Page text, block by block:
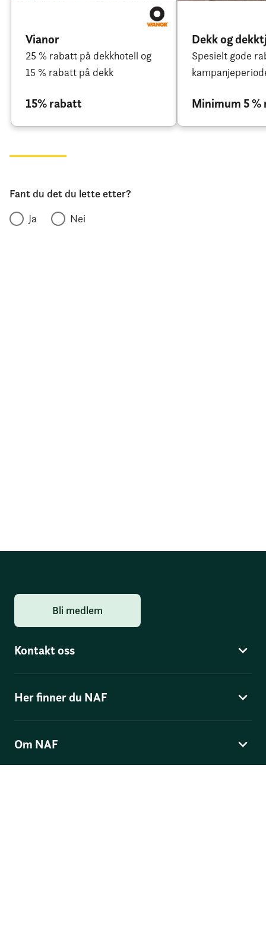
Vianor
25 % rabatt på dekkhotell og
15 % rabatt på dekk
15% rabatt
Dekk og
Spesielt gode
Minimum 5
Fant du det du lette etter?
Ja
Nei
Bli medlem
Kontakt oss
Her finner du NAF
Om NAF